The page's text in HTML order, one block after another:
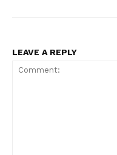
LEAVE A REPLY